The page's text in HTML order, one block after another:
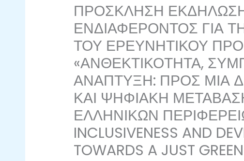
ΠΡΟΣΚΛΗΣΗ
ΕΝΔΙΑΦΕΡΟΝΤΟΣ ΓΙΑ
ΤΟΥ ΕΡΕΥΝΗΤΙΚΟΥ
«ΑΝΘΕΚΤΙΚΟΤΗΤΑ,
ΑΝΑΠΤΥΞΗ: ΠΡΟΣ ΜΙΑ
ΚΑΙ ΨΗΦΙΑΚΗ
ΕΛΛΗΝΙΚΩΝ
INCLUSIVENESS AND
TOWARDS A JUST